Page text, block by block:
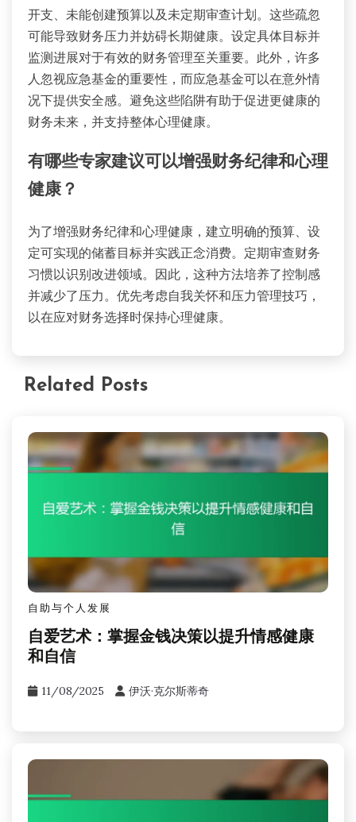
开支、未能创建预算以及未定期审查计划。这些疏忽
可能导致财务压力并妨碍长期健康。设定具体目标并
监测进展对于有效的财务管理至关重要。此外，许多
人忽视应急基金的重要性，而应急基金可以在意外情
况下提供安全感。避免这些陷阱有助于促进更健康的
财务未来，并支持整体心理健康。
有哪些专家建议可以增强财务纪律和心理
健康？
为了增强财务纪律和心理健康，建立明确的预算、设
定可实现的储蓄目标并实践正念消费。定期审查财务
习惯以识别改进领域。因此，这种方法培养了控制感
并减少了压力。优先考虑自我关怀和压力管理技巧，
以在应对财务选择时保持心理健康。
Related Posts
自助与个人发展
自爱艺术：掌握金钱决策以提升情感健康
和自信
11/08/2025 伊沃·克尔斯蒂奇